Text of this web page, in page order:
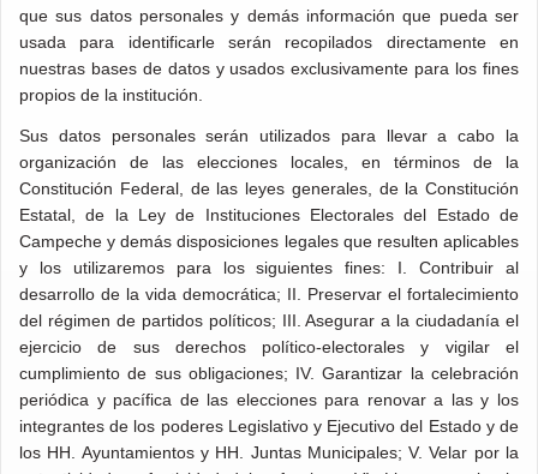
RESULTADOS ELECTORALES
DIRECTORIO
EDUCACIÓN CÍVICA
GÉNERO Y DERECHOS HUMANOS
CANDIDATURA INDEPENDIENTES
RESULTADOS ELECTORALES
DIRECTORIO
EDUCACIÓN CÍVICA
GÉNERO Y DERECHOS HUMANOS
CANDIDATURA INDEPENDIENTES
que sus datos personales y demás información que pueda ser
usada para identificarle serán recopilados directamente en
nuestras bases de datos y usados exclusivamente para los fines
propios de la institución.
Sus datos personales serán utilizados para llevar a cabo la
organización de las elecciones locales, en términos de la
Constitución Federal, de las leyes generales, de la Constitución
Estatal, de la Ley de Instituciones Electorales del Estado de
Campeche y demás disposiciones legales que resulten aplicables
y los utilizaremos para los siguientes fines: I. Contribuir al
desarrollo de la vida democrática; II. Preservar el fortalecimiento
del régimen de partidos políticos; III. Asegurar a la ciudadanía el
ejercicio de sus derechos político-electorales y vigilar el
cumplimiento de sus obligaciones; IV. Garantizar la celebración
periódica y pacífica de las elecciones para renovar a las y los
integrantes de los poderes Legislativo y Ejecutivo del Estado y de
los HH. Ayuntamientos y HH. Juntas Municipales; V. Velar por la